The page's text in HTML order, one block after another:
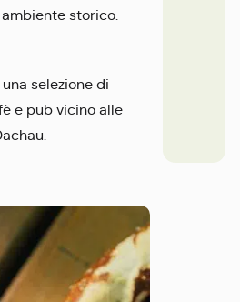
storico.
selezione di
e pub vicino alle